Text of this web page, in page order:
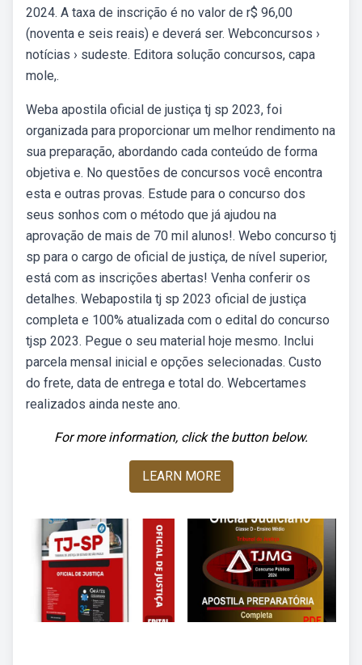
2024. A taxa de inscrição é no valor de r$ 96,00
(noventa e seis reais) e deverá ser. Webconcursos ›
notícias › sudeste. Editora solução concursos, capa
mole,.
Weba apostila oficial de justiça tj sp 2023, foi
organizada para proporcionar um melhor rendimento na
sua preparação, abordando cada conteúdo de forma
objetiva e. No questões de concursos você encontra
esta e outras provas. Estude para o concurso dos
seus sonhos com o método que já ajudou na
aprovação de mais de 70 mil alunos!. Webo concurso tj
sp para o cargo de oficial de justiça, de nível superior,
está com as inscrições abertas! Venha conferir os
detalhes. Webapostila tj sp 2023 oficial de justiça
completa e 100% atualizada com o edital do concurso
tjsp 2023. Pegue o seu material hoje mesmo. Inclui
parcela mensal inicial e opções selecionadas. Custo
do frete, data de entrega e total do. Webcertames
realizados ainda neste ano.
For more information, click the button below.
LEARN MORE